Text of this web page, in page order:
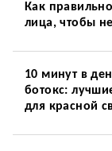
Как
лица, чтобы
10 минут в
ботокс:
для красной